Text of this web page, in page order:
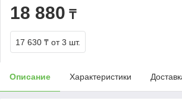
18 880 ₸
17 630 ₸ от 3 шт.
Описание Характеристики